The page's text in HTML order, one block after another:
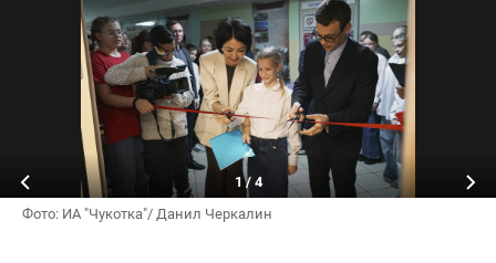
Фото: ИА "Чукотка"/ Данил Черкалин
1 / 4